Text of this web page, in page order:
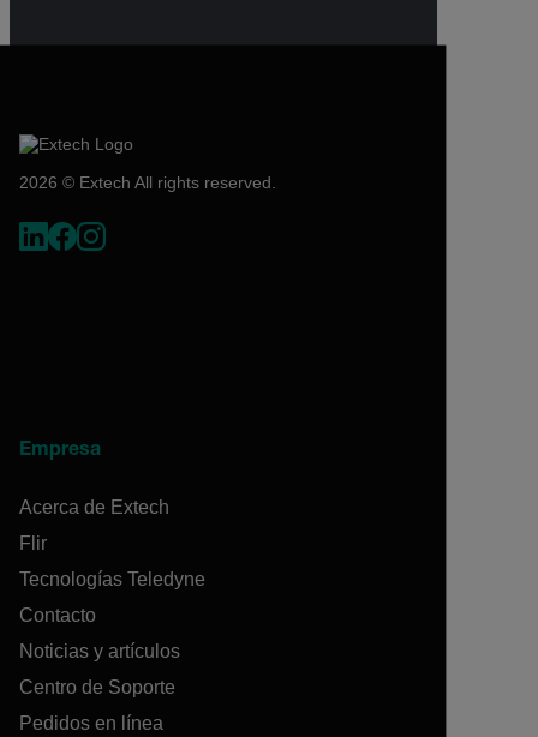
2026 © Extech All rights reserved.
Empresa
Acerca de Extech
Flir
Tecnologías Teledyne
Contacto
Noticias y artículos
Centro de Soporte
Pedidos en línea